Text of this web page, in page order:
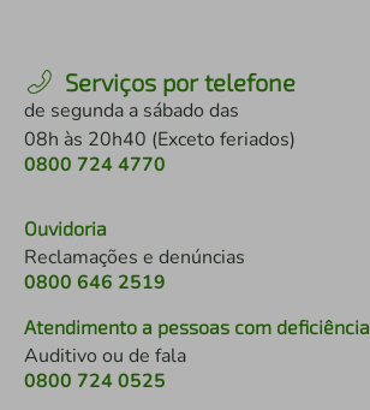
Serviços por telefone
de segunda a sábado das
08h às 20h40 (Exceto feriados)
0800 724 4770
Ouvidoria
Reclamações e denúncias
0800 646 2519
Atendimento a pessoas com deficiência
Auditivo ou de fala
0800 724 0525